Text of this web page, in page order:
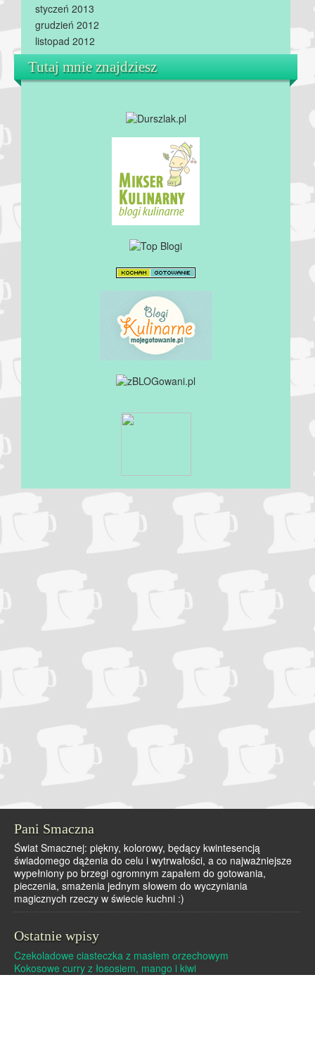
styczeń 2013
grudzień 2012
listopad 2012
Tutaj mnie znajdziesz
Pani Smaczna
Świat Smacznej: piękny, kolorowy, będący kwintesencją
świadomego dążenia do celu i wytrwałości, a co najważniejsze
wypełniony po brzegi ogromnym zapałem do gotowania,
pieczenia, smażenia jednym słowem do wyczyniania
magicznych rzeczy w świecie kuchni :)
Ostatnie wpisy
Czekoladowe ciasteczka z masłem orzechowym
Kokosowe curry z łososiem, mango i kiwi